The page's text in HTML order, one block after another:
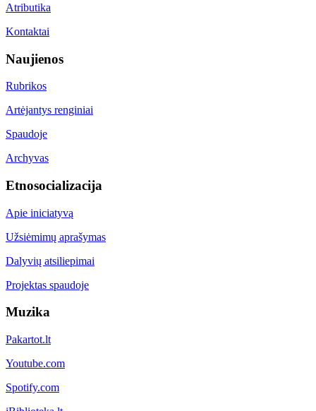
Atributika
Kontaktai
Naujienos
Rubrikos
Artėjantys renginiai
Spaudoje
Archyvas
Etnosocializacija
Apie iniciatyvą
Užsiėmimų aprašymas
Dalyvių atsiliepimai
Projektas spaudoje
Muzika
Pakartot.lt
Youtube.com
Spotify.com